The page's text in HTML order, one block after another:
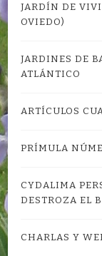
JARDÍN DE
OVIEDO)
JARDINES DE
ATLÁNTICO
ARTÍCULOS
PRÍMULA
CYDALIMA
DESTROZA EL
CHARLAS Y